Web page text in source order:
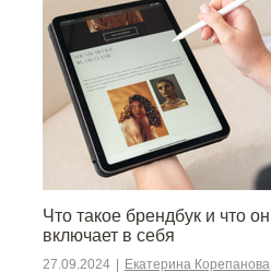
Что такое брендбук и что он
включает в себя
27.09.2024 Екатерина Корепанова